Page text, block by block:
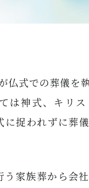
仏式での葬儀を
は神式、キリ
捉われずに葬
家族葬から会